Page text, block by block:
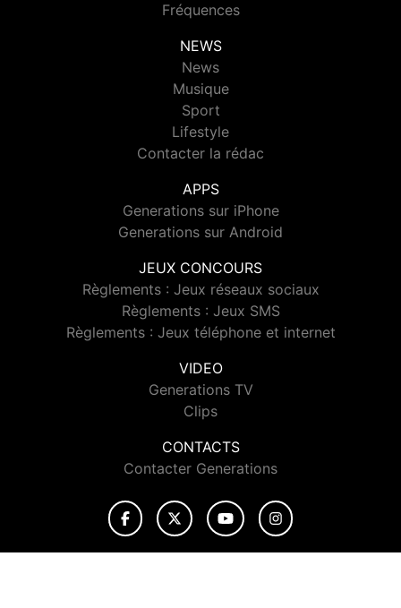
Fréquences
NEWS
News
Musique
Sport
Lifestyle
Contacter la rédac
APPS
Generations sur iPhone
Generations sur Android
JEUX CONCOURS
Règlements : Jeux réseaux sociaux
Règlements : Jeux SMS
Règlements : Jeux téléphone et internet
VIDEO
Generations TV
Clips
CONTACTS
Contacter Generations